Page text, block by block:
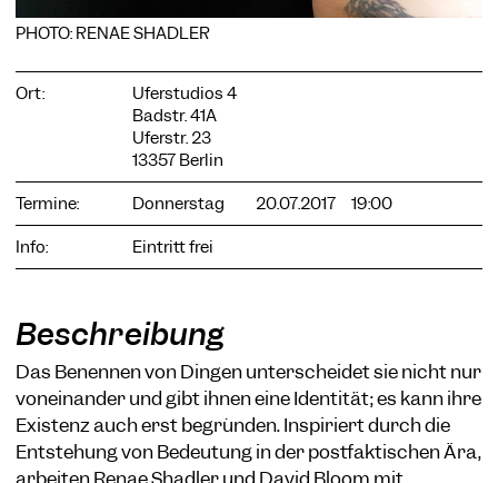
PHOTO: RENAE SHADLER
Ort:
Uferstudios 4
Badstr. 41A
Uferstr. 23
13357 Berlin
Termine:
Donnerstag 20.07.2017
19:00
Info:
Eintritt frei
Beschreibung
Das Benennen von Dingen unterscheidet sie nicht nur
voneinander und gibt ihnen eine Identität; es kann ihre
Existenz auch erst begründen. Inspiriert durch die
Entstehung von Bedeutung in der postfaktischen Ära,
COOKIE-EINSTELLUNGEN
Wir verwenden Cookies und Inhalte externer Anbieter auf
unserer Website. Notwendige Cookies sind essenziell, damit
Sie die Website nutzen können. Andere Cookies helfen uns,
die Website weiterzuentwickeln. Sie können Ihre Einwilligung
jederzeit widerrufen. Bitte besuchen Sie unsere
Datenschutzerklärung für weitere Informationen. Unten
Notwendige Cookies
Statistiken
Nur notwendige Alle akzeptieren Speichern